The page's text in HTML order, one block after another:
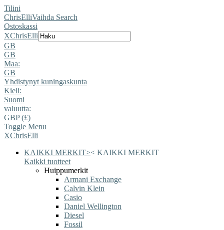
Tilini
ChrisElliVaihda Search
Ostoskassi
XChrisElli
GB
GB
Maa:
GB
Yhdistynyt kuningaskunta
Kieli:
Suomi
valuutta:
GBP (£)
Toggle Menu
XChrisElli
KAIKKI MERKIT>< KAIKKI MERKIT
Kaikki tuotteet
Huippumerkit
Armani Exchange
Calvin Klein
Casio
Daniel Wellington
Diesel
Fossil